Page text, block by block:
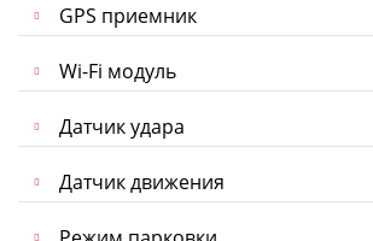
GPS приемник
Wi-Fi модуль
Датчик удара
Датчик движения